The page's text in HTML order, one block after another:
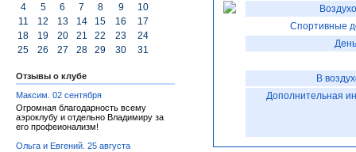
4
5 6 7 8 9
10
11
12 13 14 15 16
17
18
19 20 21 22 23
24
25
26 27 28 29 30 31
Отзывы о клубе
Максим. 02 сентября
Огромная благодарность всему
аэроклубу и отдельно Владимиру за
его профеионализм!
Ольга и Евгений. 25 августа
Спортивные
В
Дополнительная